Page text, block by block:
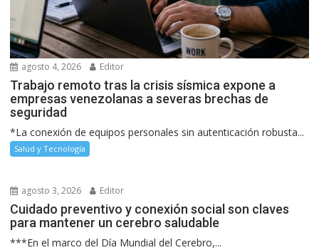
agosto 4, 2026 Editor
Trabajo remoto tras la crisis sísmica expone a
empresas venezolanas a severas brechas de
seguridad
*La conexión de equipos personales sin autenticación robusta...
Salud y Tecnología
agosto 3, 2026 Editor
Cuidado preventivo y conexión social son claves
para mantener un cerebro saludable
***En el marco del Día Mundial del Cerebro,...